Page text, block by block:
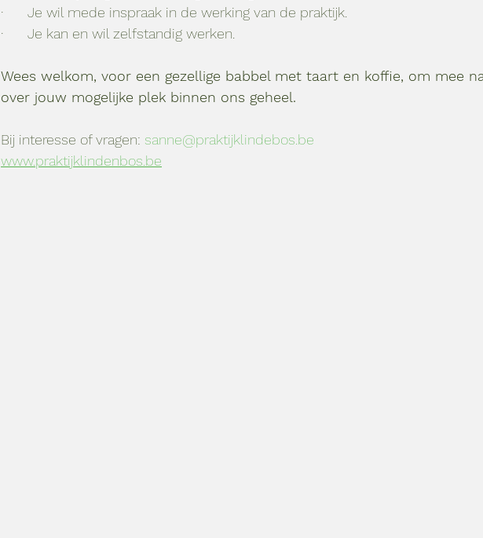
·      Je wil mede inspraak in de werking van de praktijk.
·      Je kan en wil zelfstandig werken.
Wees welkom, voor een gezellige babbel met taart en koffie, om mee
over jouw mogelijke plek binnen ons geheel.
Bij interesse of vragen: sanne@praktijklindebos.be
www.praktijklindenbos.be